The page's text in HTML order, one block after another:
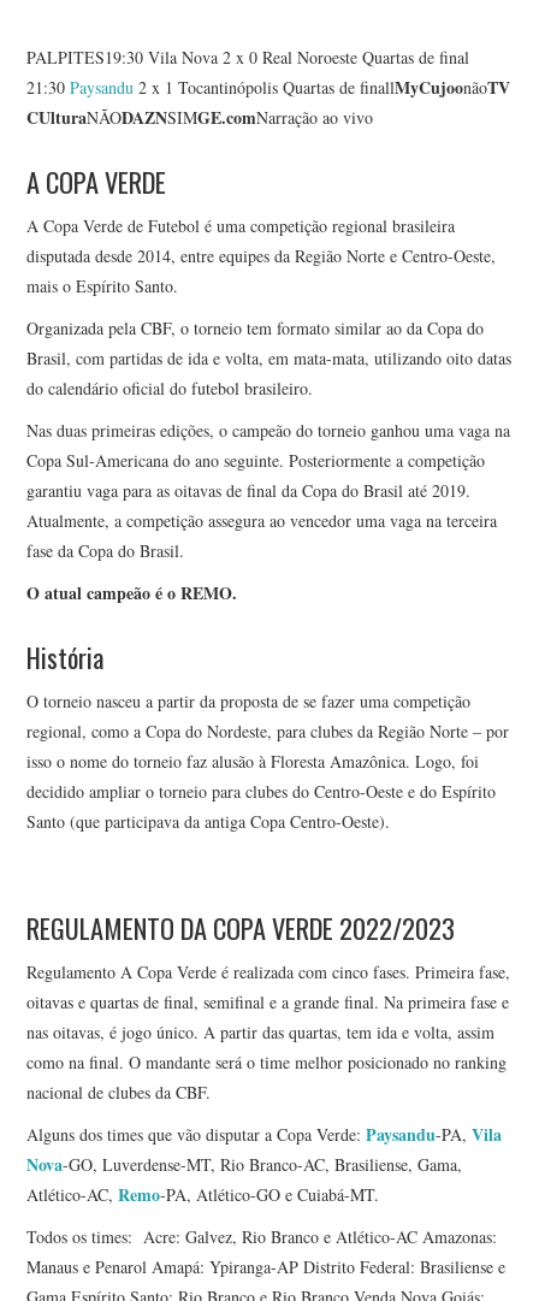
PALPITES19:30 Vila Nova 2 x 0 Real Noroeste Quartas de final
21:30Paysandu 2 x 1 Tocantinópolis Quartas de finallMyCujoonãoTV
CUlturaNÃODAZNSIMGE.comNarração ao vivo
A COPA VERDE
A Copa Verde de Futebol é uma competição regional brasileira
disputada desde 2014, entre equipes da Região Norte e Centro-Oeste,
mais o Espírito Santo.
Organizada pela CBF, o torneio tem formato similar ao da Copa do
Brasil, com partidas de ida e volta, em mata-mata, utilizando oito datas
do calendário oficial do futebol brasileiro.
Nas duas primeiras edições, o campeão do torneio ganhou uma vaga na
Copa Sul-Americana do ano seguinte. Posteriormente a competição
garantiu vaga para as oitavas de final da Copa do Brasil até 2019.
Atualmente, a competição assegura ao vencedor uma vaga na terceira
fase da Copa do Brasil.
O atual campeão é o REMO.
História
O torneio nasceu a partir da proposta de se fazer uma competição
regional, como a Copa do Nordeste, para clubes da Região Norte – por
isso o nome do torneio faz alusão à Floresta Amazônica. Logo, foi
decidido ampliar o torneio para clubes do Centro-Oeste e do Espírito
Santo (que participava da antiga Copa Centro-Oeste).
REGULAMENTO DA COPA VERDE 2022/2023
Regulamento A Copa Verde é realizada com cinco fases. Primeira fase,
oitavas e quartas de final, semifinal e a grande final. Na primeira fase e
nas oitavas, é jogo único. A partir das quartas, tem ida e volta, assim
como na final. O mandante será o time melhor posicionado no ranking
nacional de clubes da CBF.
Alguns dos times que vão disputar a Copa Verde:Paysandu-PA,Vila
Nova-GO, Luverdense-MT, Rio Branco-AC, Brasiliense, Gama,
Atlético-AC,Remo-PA, Atlético-GO e Cuiabá-MT.
Todos os times: Acre: Galvez, Rio Branco e Atlético-AC Amazonas:
Manaus e Penarol Amapá: Ypiranga-AP Distrito Federal: Brasiliense e